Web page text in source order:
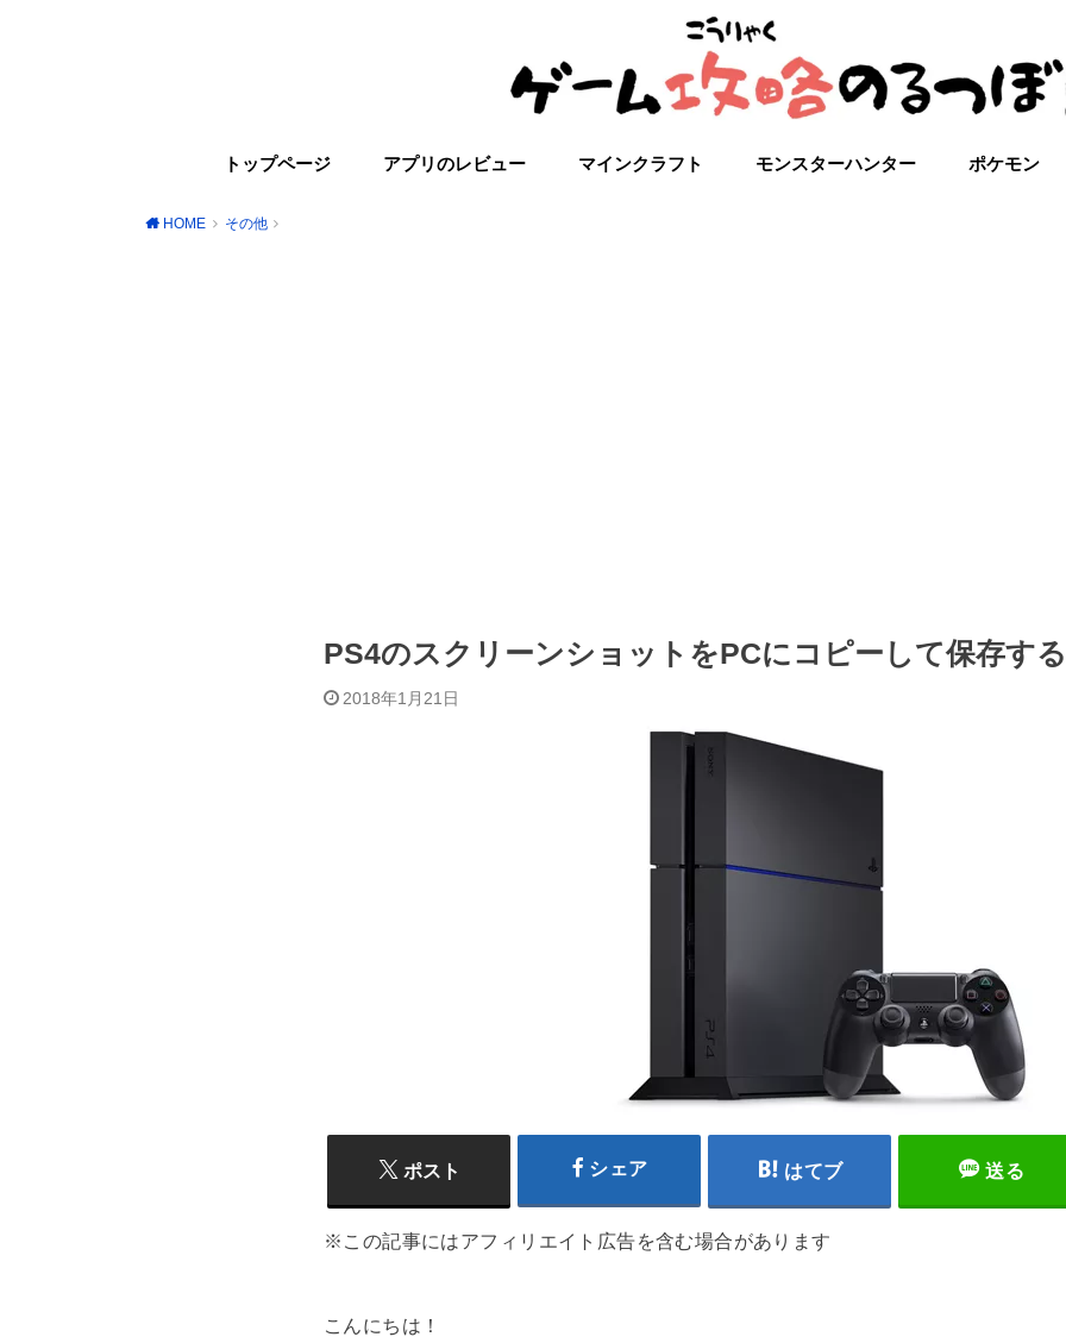
トップページ アプリのレビュー マインクラフト モンスターハンター ポケモン
HOME その他
PS4のスクリーンショットをPCにコピーして保存す
2018年1月21日
ポスト シェア はてブ 送る
※この記事にはアフィリエイト広告を含む場合があります
こんにちは！